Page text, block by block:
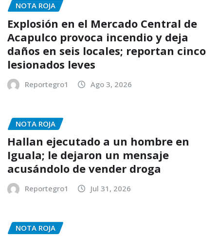
NOTA ROJA
Explosión en el Mercado Central de
Acapulco provoca incendio y deja
daños en seis locales; reportan cinco
lesionados leves
Reportegro1 Ago 3, 2026
NOTA ROJA
Hallan ejecutado a un hombre en
Iguala; le dejaron un mensaje
acusándolo de vender droga
Reportegro1 Jul 31, 2026
NOTA ROJA